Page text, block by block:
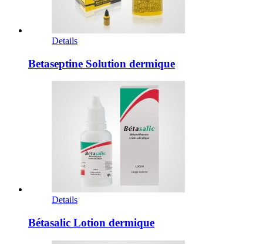
Details
Betaseptine Solution dermique
Details
Bétasalic Lotion dermique